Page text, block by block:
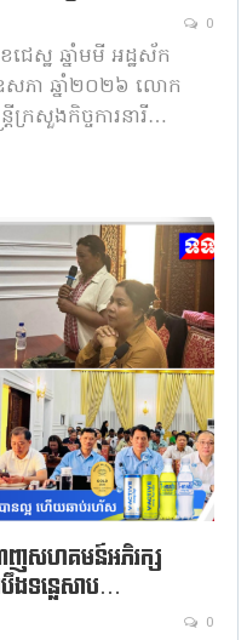
0
េស្ឋ ឆ្នាំមមី អដ្ឋស័ក
ភា ឆ្នាំ២០២៦ លោក
រីក្រសួងកិច្ចការនារី…
ាញសហគមន៍អភិរក្ស
ងទន្លេសាប…
0